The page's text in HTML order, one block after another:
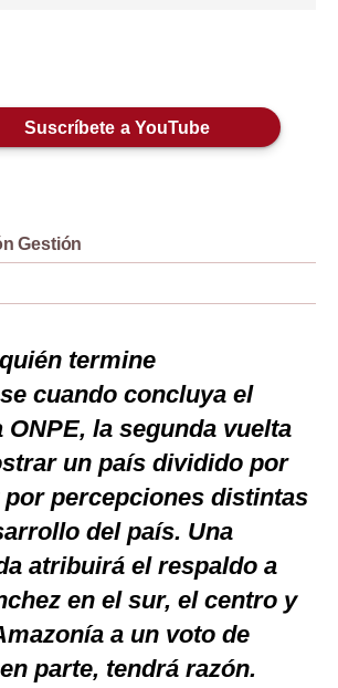
Suscríbete a YouTube
Gestión
termine
cuando concluya el
ONPE, la segunda vuelta
un país dividido por
percepciones distintas
del país. Una
atribuirá el respaldo a
en el sur, el centro y
a un voto de
parte, tendrá razón.